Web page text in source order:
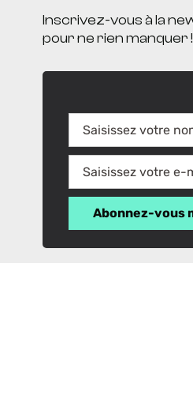
Inscrivez-vous à la
pour ne rien manquer !